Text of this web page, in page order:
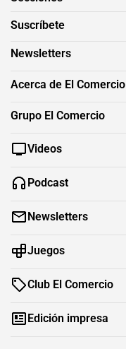
Suscríbete
Newsletters
Acerca de El Comercio
Grupo El Comercio
Videos
Podcast
Newsletters
Juegos
Club El Comercio
Edición impresa